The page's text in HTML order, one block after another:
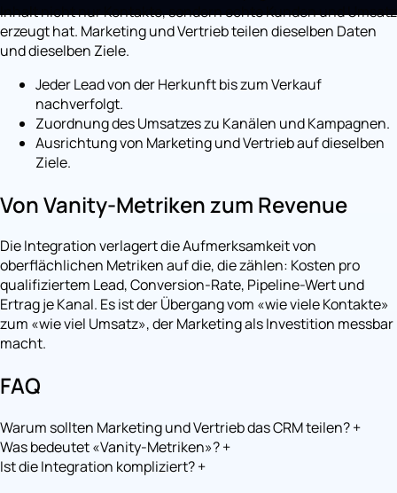
Inhalt nicht nur Kontakte, sondern echte Kunden und Umsatz
erzeugt hat. Marketing und Vertrieb teilen dieselben Daten
und dieselben Ziele.
Jeder Lead von der Herkunft bis zum Verkauf
nachverfolgt.
Zuordnung des Umsatzes zu Kanälen und Kampagnen.
Ausrichtung von Marketing und Vertrieb auf dieselben
Ziele.
Von Vanity-Metriken zum Revenue
Die Integration verlagert die Aufmerksamkeit von
oberflächlichen Metriken auf die, die zählen: Kosten pro
qualifiziertem Lead, Conversion-Rate, Pipeline-Wert und
Ertrag je Kanal. Es ist der Übergang vom «wie viele Kontakte»
zum «wie viel Umsatz», der Marketing als Investition messbar
macht.
FAQ
Warum sollten Marketing und Vertrieb das CRM teilen?+
Was bedeutet «Vanity-Metriken»?+
Ist die Integration kompliziert?+